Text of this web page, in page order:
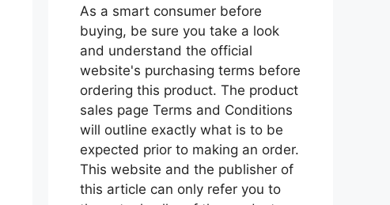
As a smart consumer before
buying, be sure you take a look
and understand the official
website's purchasing terms before
ordering this product. The product
sales page Terms and Conditions
will outline exactly what is to be
expected prior to making an order.
This website and the publisher of
this article can only refer you to